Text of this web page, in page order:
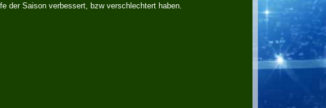
der Saison verbessert, bzw verschlechtert haben.